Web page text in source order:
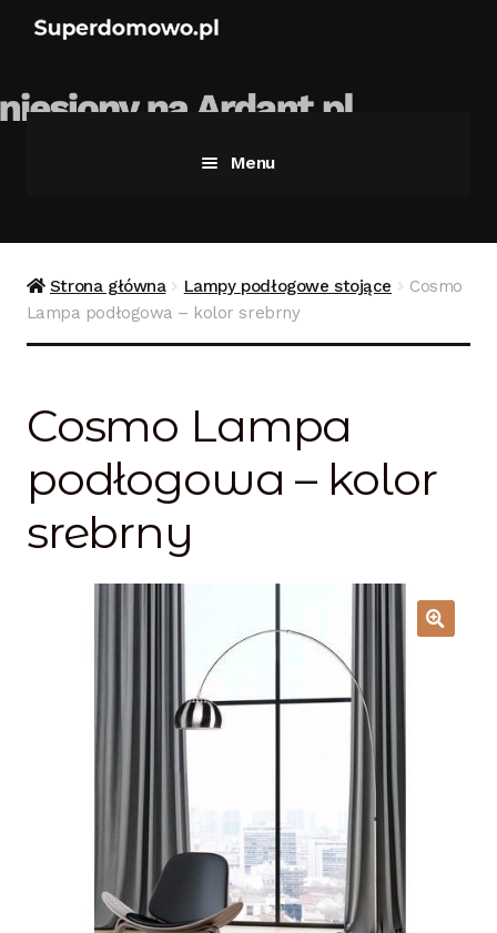
Menu
Bezpieczne zakupy
Lampy i oświetlenie
Odstąpienie od umowy
Polityka prywatności
Polityka rabatowa
Zamówienie
Strona główna Lampy podłogowe stojące
Cosmo
Lampa podłogowa – kolor srebrny
Cosmo Lampa
podłogowa – kolor
srebrny